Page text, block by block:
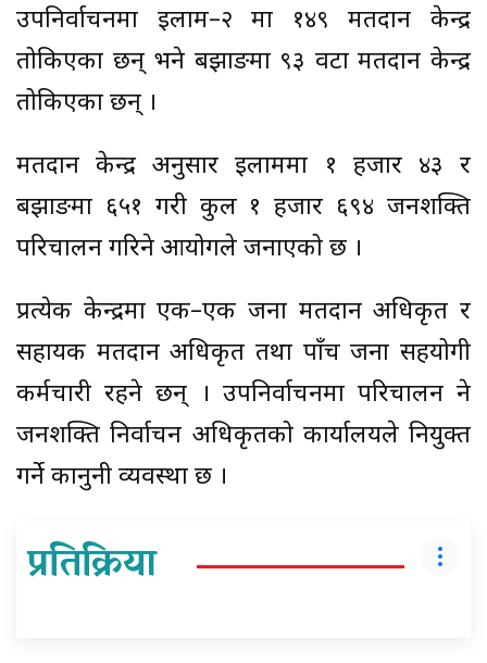
उपनिर्वाचनमा इलाम–२ मा १४९ मतदान केन्द्र
तोकिएका छन् भने बझाङमा ९३ वटा मतदान केन्द्र
तोकिएका छन् ।
मतदान केन्द्र अनुसार इलाममा १ हजार ४३ र
बझाङमा ६५१ गरी कुल १ हजार ६९४ जनशक्ति
परिचालन गरिने आयोगले जनाएको छ ।
प्रत्येक केन्द्रमा एक–एक जना मतदान अधिकृत र
सहायक मतदान अधिकृत तथा पाँच जना सहयोगी
कर्मचारी रहने छन् । उपनिर्वाचनमा परिचालन हुने
जनशक्ति निर्वाचन अधिकृतको कार्यालयले नियुक्त
गर्ने कानुनी व्यवस्था छ ।
प्रतिक्रिया